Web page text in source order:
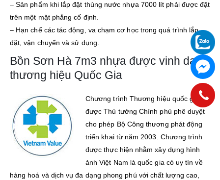
– Sản phẩm khi lắp đặt thùng nước nhựa 7000 lít phải được đặt
trên một mặt phẳng cố định.
– Hạn chế các tác động, va chạm cơ học trong quá trình lắp
đặt, vận chuyển và sử dụng.
Bồn Sơn Hà 7m3 nhựa được vinh danh
thương hiệu Quốc Gia
Chương trình Thương hiệu quốc gia đã
được Thủ tướng Chính phủ phê duyệt
cho phép Bộ Công thương phát động
triển khai từ năm 2003. Chương trình
được thực hiện nhằm xây dựng hình
ảnh Việt Nam là quốc gia có uy tín về
hàng hoá và dịch vụ đa dạng phong phú với chất lượng cao,